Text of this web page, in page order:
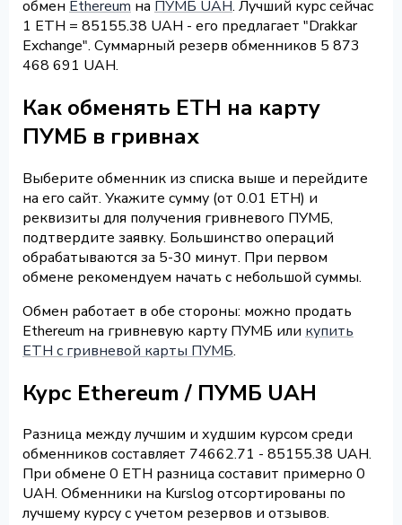
обмен Ethereum на ПУМБ UAH. Лучший курс сейчас
1 ETH = 85155.38 UAH - его предлагает "Drakkar
Exchange". Суммарный резерв обменников 5 873
468 691 UAH.
Как обменять ETH на карту
ПУМБ в гривнах
Выберите обменник из списка выше и перейдите
на его сайт. Укажите сумму (от 0.01 ETH) и
реквизиты для получения гривневого ПУМБ,
подтвердите заявку. Большинство операций
обрабатываются за 5-30 минут. При первом
обмене рекомендуем начать с небольшой суммы.
Обмен работает в обе стороны: можно продать
Ethereum на гривневую карту ПУМБ или купить
ETH с гривневой карты ПУМБ.
Курс Ethereum / ПУМБ UAH
Разница между лучшим и худшим курсом среди
обменников составляет 74662.71 - 85155.38 UAH.
При обмене 0 ETH разница составит примерно 0
UAH. Обменники на Kurslog отсортированы по
лучшему курсу с учетом резервов и отзывов.